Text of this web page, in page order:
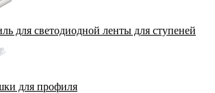
для светодиодной ленты для ступеней
для профиля